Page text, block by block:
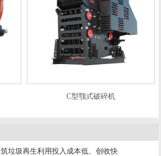
C型颚式破碎机
垃圾再生利用投入成本低、创收快